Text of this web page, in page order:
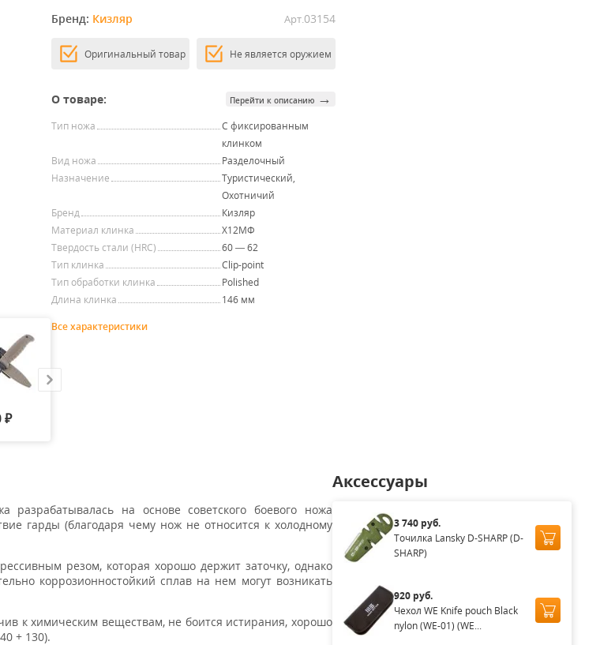
₽
Бренд: Кизляр Арт.03154
Оригинальный товар Не является оружием
О товаре: Перейти к описанию →
Тип ножа
С фиксированным
клинком
Вид ножа
Разделочный
Назначение
Туристический,
Охотничий
Бренд
Кизляр
Материал клинка
Х12МФ
Твердость стали (HRC)
60 — 62
Тип клинка
Clip-point
Тип обработки клинка
Polished
Длина клинка
146 мм
Все характеристики
на основе советского боевого ножа
гарды (благодаря чему нож не относится к холодному
резом, которая хорошо держит заточку, однако
коррозионностойкий сплав на нем могут возникать
к химическим веществам, не боится истирания, хорошо
+ 130).
Аксессуары
3 740 руб.
Точилка Lansky D-SHARP (D-
SHARP)
920 руб.
Чехол WE Knife pouch Black
nylon (WE-01) (WE...